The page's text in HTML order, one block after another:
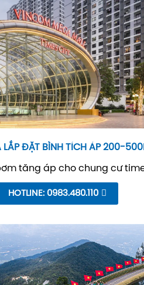
LẮP ĐẶT BÌNH TÍCH ÁP 200-
tăng áp cho chung cư
HOTLINE: 0983.480.110